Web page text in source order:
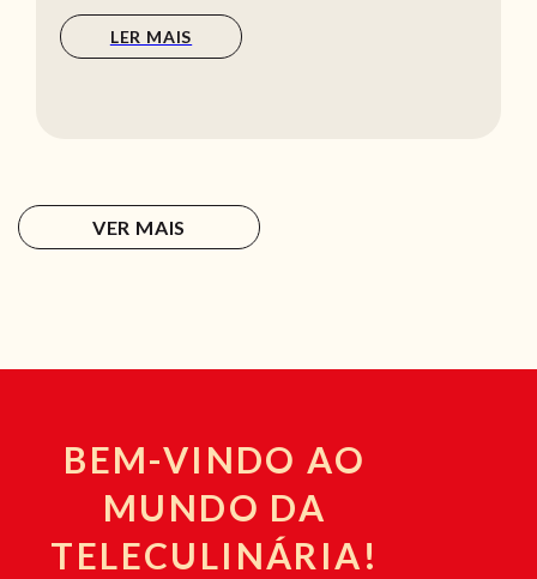
LER MAIS
VER MAIS
BEM-VINDO AO
MUNDO DA
TELECULINÁRIA!